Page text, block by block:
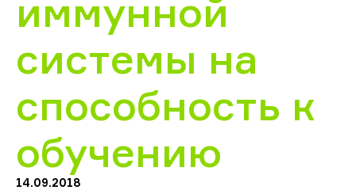
иммунной
системы на
способность к
обучению
14.09.2018